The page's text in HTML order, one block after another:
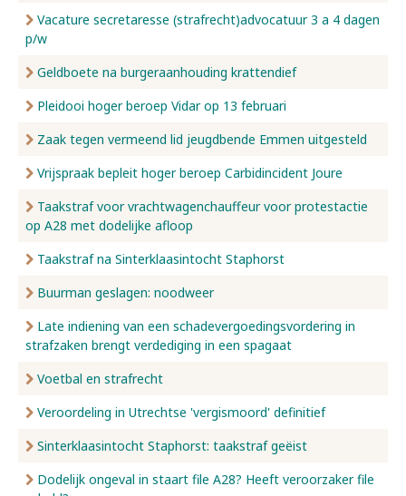
Vacature secretaresse (strafrecht)advocatuur 3 a 4 dagen
p/w
Geldboete na burgeraanhouding krattendief
Pleidooi hoger beroep Vidar op 13 februari
Zaak tegen vermeend lid jeugdbende Emmen uitgesteld
Vrijspraak bepleit hoger beroep Carbidincident Joure
Taakstraf voor vrachtwagenchauffeur voor protestactie
op A28 met dodelijke afloop
Taakstraf na Sinterklaasintocht Staphorst
Buurman geslagen: noodweer
Late indiening van een schadevergoedingsvordering in
strafzaken brengt verdediging in een spagaat
Voetbal en strafrecht
Veroordeling in Utrechtse 'vergismoord' definitief
Sinterklaasintocht Staphorst: taakstraf geëist
Dodelijk ongeval in staart file A28? Heeft veroorzaker file